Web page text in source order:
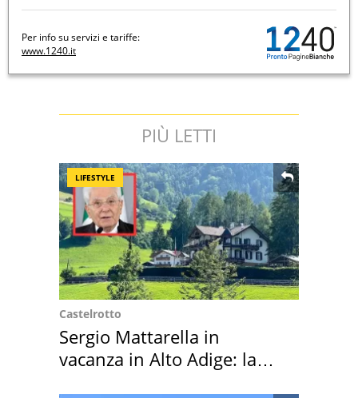
Per info su servizi e tariffe:
www.1240.it
PIÙ LETTI
LIFESTYLE
Castelrotto
Sergio Mattarella in
vacanza in Alto Adige: la